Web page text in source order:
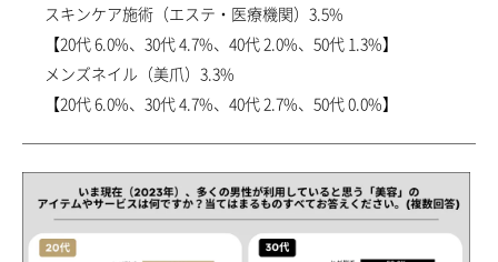
スキンケア施術（エステ・医療機関）3.5%
【20代 6.0%、30代 4.7%、40代 2.0%、50代 1.3%】
メンズネイル（美爪）3.3%
【20代 6.0%、30代 4.7%、40代 2.7%、50代 0.0%】